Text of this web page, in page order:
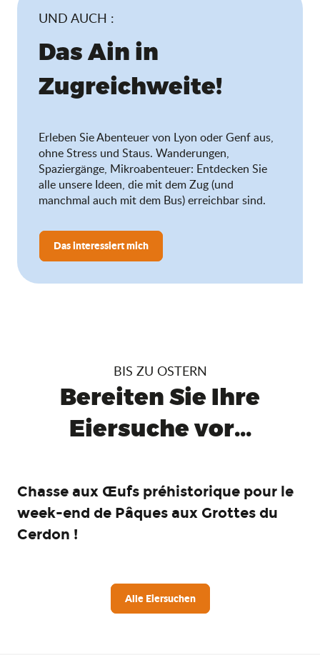
UND AUCH :
Das Ain in
Zugreichweite!
Erleben Sie Abenteuer von Lyon oder Genf aus,
ohne Stress und Staus. Wanderungen,
Spaziergänge, Mikroabenteuer: Entdecken Sie
alle unsere Ideen, die mit dem Zug (und
manchmal auch mit dem Bus) erreichbar sind.
Das interessiert mich
BIS ZU OSTERN
Bereiten Sie Ihre
Eiersuche vor...
Chasse aux Œufs préhistorique pour le
week-end de Pâques aux Grottes du
Cerdon !
Alle Eiersuchen